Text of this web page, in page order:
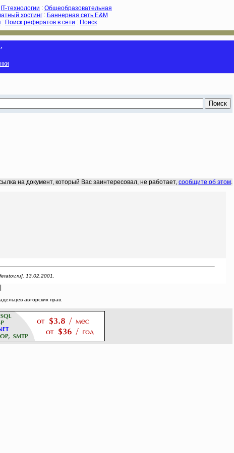
IT-технологии : Общеобразовательная
хостинг: Баннерная сеть E&M
: Поиск рефератов в сети : Поиск
на документ, который Вас заинтересовал, не работает, сообщите об этом.
13.02.2001.
авторских прав.